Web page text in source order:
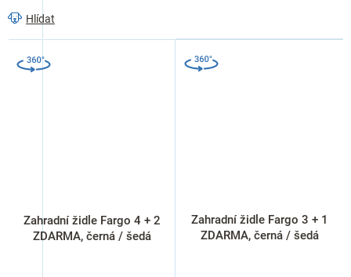
Hlídat
Zahradní židle Fargo 4 + 2
ZDARMA, černá / šedá
Zahradní židle Fargo 3 + 1
ZDARMA, černá / šedá